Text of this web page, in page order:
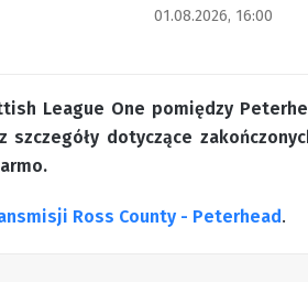
01.08.2026, 16:00
League One pomiędzy
szczegóły dotyczące
Ross County - Peterhead.